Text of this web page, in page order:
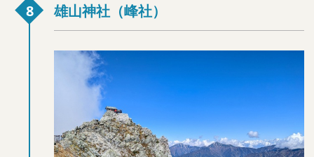
雄山神社（峰社）